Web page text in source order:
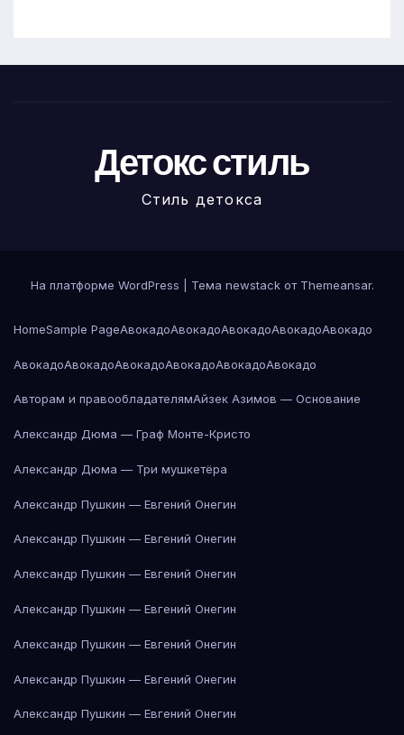
Детокс стиль
Стиль детокса
На платформе WordPress Тема newstack от Themeansar.
HomeSample PageАвокадоАвокадоАвокадоАвокадоАвокадо
АвокадоАвокадоАвокадоАвокадоАвокадоАвокадо
Авторам и правообладателямАйзек Азимов — Основание
Александр Дюма — Граф Монте-Кристо
Александр Дюма — Три мушкетёра
Александр Пушкин — Евгений Онегин
Александр Пушкин — Евгений Онегин
Александр Пушкин — Евгений Онегин
Александр Пушкин — Евгений Онегин
Александр Пушкин — Евгений Онегин
Александр Пушкин — Евгений Онегин
Александр Пушкин — Евгений Онегин